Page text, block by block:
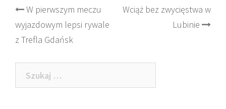
Post
navigation
W pierwszym meczu
wyjazdowym lepsi rywale
z Trefla Gdańsk
Wciąż bez zwycięstwa w
Lubinie
Szukaj: